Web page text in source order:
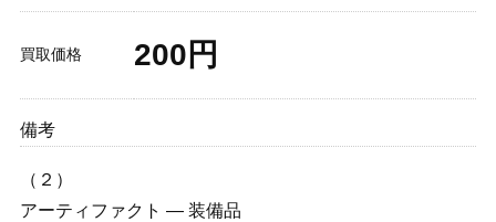
買取価格 200円
備考
（２）
アーティファクト ― 装備品